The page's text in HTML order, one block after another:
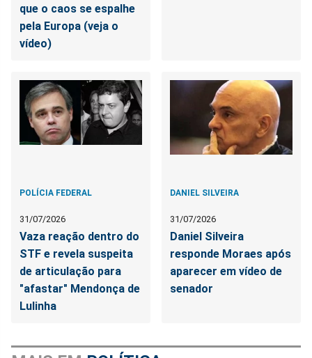
que o caos se espalhe
pela Europa (veja o
vídeo)
POLÍCIA FEDERAL
31/07/2026
Vaza reação dentro do
STF e revela suspeita
de articulação para
"afastar" Mendonça de
Lulinha
DANIEL SILVEIRA
31/07/2026
Daniel Silveira
responde Moraes após
aparecer em vídeo de
senador